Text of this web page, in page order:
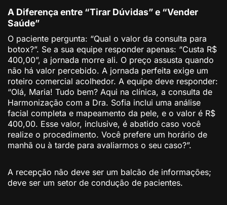
A Diferença entre “Tirar Dúvidas” e “Vender
Saúde”
O paciente pergunta: “Qual o valor da consulta para
botox?”. Se a sua equipe responder apenas: “Custa R$
400,00”, a jornada morre ali. O preço assusta quando
não há valor percebido. A jornada perfeita exige um
roteiro comercial acolhedor. A equipe deve responder:
“Olá, Maria! Tudo bem? Aqui na clínica, a consulta de
Harmonização com a Dra. Sofia inclui uma análise
facial completa e mapeamento da pele, e o valor é R$
400,00. Esse valor, inclusive, é abatido caso você
realize o procedimento. Você prefere um horário de
manhã ou à tarde para avaliarmos o seu caso?”.
A recepção não deve ser um balcão de informações;
deve ser um setor de condução de pacientes.